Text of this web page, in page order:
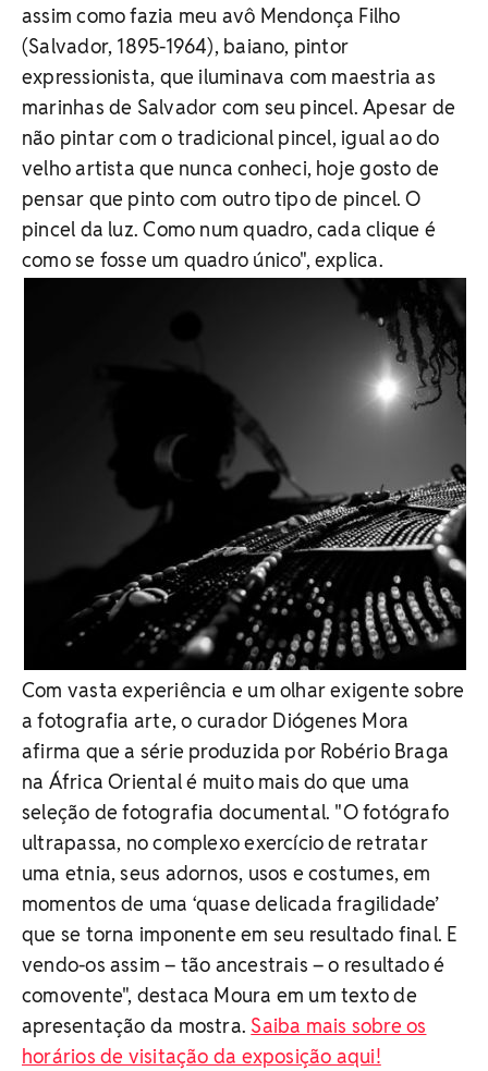
assim como fazia meu avô Mendonça Filho
(Salvador, 1895-1964), baiano, pintor
expressionista, que iluminava com maestria as
marinhas de Salvador com seu pincel. Apesar de
não pintar com o tradicional pincel, igual ao do
velho artista que nunca conheci, hoje gosto de
pensar que pinto com outro tipo de pincel. O
pincel da luz. Como num quadro, cada clique é
como se fosse um quadro único", explica.
Com vasta experiência e um olhar exigente sobre
a fotografia arte, o curador Diógenes Mora
afirma que a série produzida por Robério Braga
na África Oriental é muito mais do que uma
seleção de fotografia documental. "O fotógrafo
ultrapassa, no complexo exercício de retratar
uma etnia, seus adornos, usos e costumes, em
momentos de uma ‘quase delicada fragilidade’
que se torna imponente em seu resultado final. E
vendo-os assim – tão ancestrais – o resultado é
comovente", destaca Moura em um texto de
apresentação da mostra. Saiba mais sobre os
horários de visitação da exposição aqui!